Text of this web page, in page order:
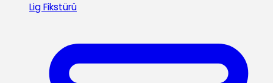
Lig Fikstürü